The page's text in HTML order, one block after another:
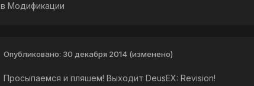
в Модификации
Опубликовано: 30 декабря 2014 (изменено)
Просыпаемся и пляшем! Выходит DeusEX: Revision!